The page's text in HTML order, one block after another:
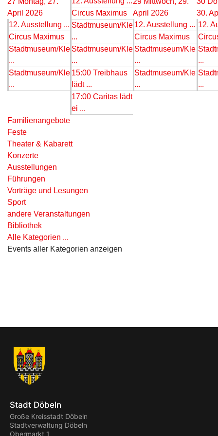
April 2026
12. Ausstellung ...
Circus Maximus
Stadtmuseum/Kle
...
Stadtmuseum/Kle
...
Circus Maximus
Stadtmuseum/Kle
...
Stadtmuseum/Kle
...
15:00 Treibhaus
lädt ...
17:00 Caritas lädt
ei ...
April 2026
12. Ausstellung ...
Circus Maximus
Stadtmuseum/Kle
...
Stadtmuseum/Kle
...
30.
12.
...
...
Familienangebote
Feste
Theater & Kabarett
Konzerte
Ausstellungen
Führungen
Vorträge und Lesungen
Sport
andere Veranstaltungen
Bibliothek
Alle Kategorien ...
Events aller Kategorien anzeigen
Stadt Döbeln
Große Kreisstadt Döbeln
Stadtverwaltung Döbeln
Obermarkt 1